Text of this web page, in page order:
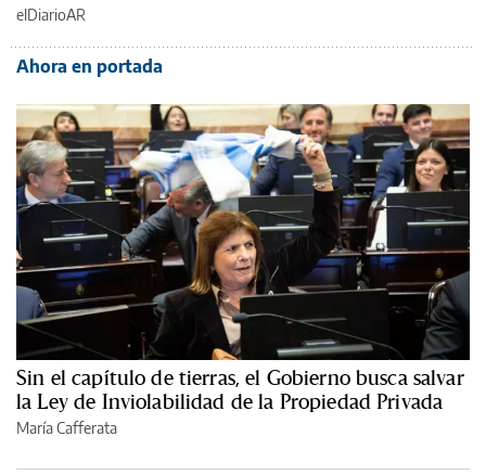
elDiarioAR
Ahora en portada
Sin el capítulo de tierras, el Gobierno busca salvar
la Ley de Inviolabilidad de la Propiedad Privada
María Cafferata